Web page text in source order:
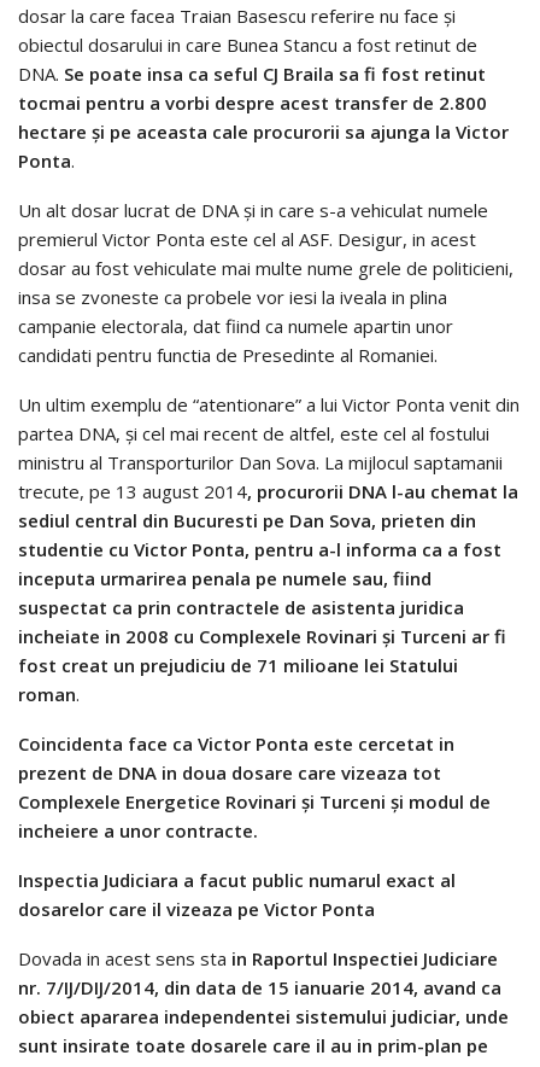
dosar la care facea Traian Basescu referire nu face şi
obiectul dosarului in care Bunea Stancu a fost retinut de
DNA. Se poate insa ca seful CJ Braila sa fi fost retinut
tocmai pentru a vorbi despre acest transfer de 2.800
hectare şi pe aceasta cale procurorii sa ajunga la Victor
Ponta.
Un alt dosar lucrat de DNA şi in care s-a vehiculat numele
premierul Victor Ponta este cel al ASF. Desigur, in acest
dosar au fost vehiculate mai multe nume grele de politicieni,
insa se zvoneste ca probele vor iesi la iveala in plina
campanie electorala, dat fiind ca numele apartin unor
candidati pentru functia de Presedinte al Romaniei.
Un ultim exemplu de “atentionare” a lui Victor Ponta venit din
partea DNA, şi cel mai recent de altfel, este cel al fostului
ministru al Transporturilor Dan Sova. La mijlocul saptamanii
trecute, pe 13 august 2014, procurorii DNA l-au chemat la
sediul central din Bucuresti pe Dan Sova, prieten din
studentie cu Victor Ponta, pentru a-l informa ca a fost
inceputa urmarirea penala pe numele sau, fiind
suspectat ca prin contractele de asistenta juridica
incheiate in 2008 cu Complexele Rovinari şi Turceni ar fi
fost creat un prejudiciu de 71 milioane lei Statului
roman.
Coincidenta face ca Victor Ponta este cercetat in
prezent de DNA in doua dosare care vizeaza tot
Complexele Energetice Rovinari şi Turceni şi modul de
incheiere a unor contracte.
Inspectia Judiciara a facut public numarul exact al
dosarelor care il vizeaza pe Victor Ponta
Dovada in acest sens sta in Raportul Inspectiei Judiciare
nr. 7/IJ/DIJ/2014, din data de 15 ianuarie 2014, avand ca
obiect apararea independentei sistemului judiciar, unde
sunt insirate toate dosarele care il au in prim-plan pe